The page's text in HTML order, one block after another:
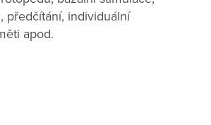
předčítání, individuální
apod.